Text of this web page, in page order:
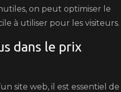
on peut optimiser le
à utiliser pour les visiteurs.
dans le prix
site web, il est essentiel de